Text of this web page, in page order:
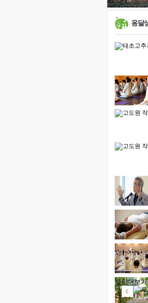
못된 꼰대
거울
옹달
캘린더보